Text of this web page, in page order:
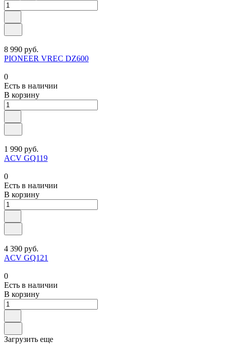
8 990 руб.
PIONEER VREC DZ600
0
Есть в наличии
В корзину
1 990 руб.
ACV GQ119
0
Есть в наличии
В корзину
4 390 руб.
ACV GQ121
0
Есть в наличии
В корзину
Загрузить еще